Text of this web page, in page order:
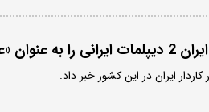
اعلام کرد
ایران در این کشور خبر داد.